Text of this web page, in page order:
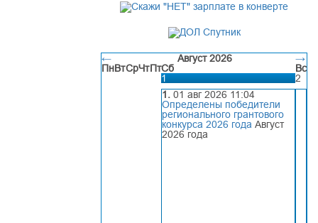
← Август 2026
→
ПнВтСрЧтПтСб
Вс
1
1. 01 авг 2026 11:04
Определены победители
регионального грантового
конкурса 2026 года Август
2026 года
2